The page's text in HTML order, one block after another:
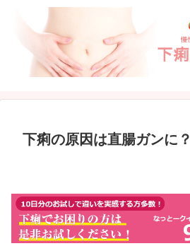
下痢の原因は直腸ガンに？